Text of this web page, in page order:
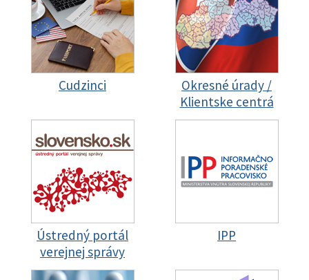
Cudzinci
Okresné úrady /
Klientske centrá
Ústredný portál
verejnej správy
IPP